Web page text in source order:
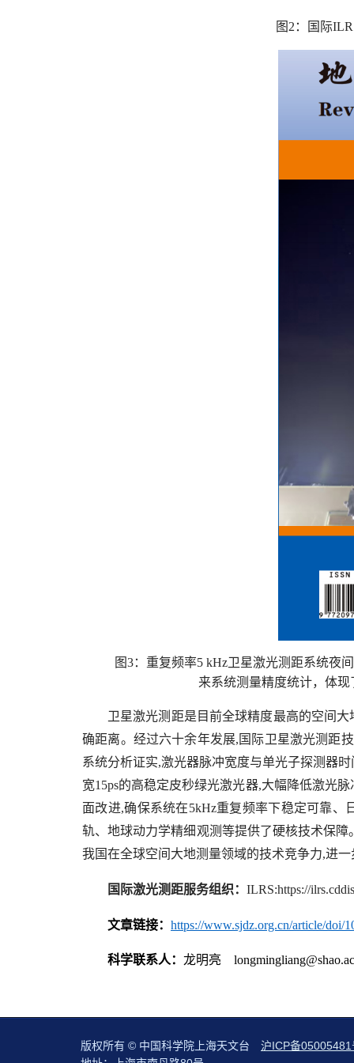
图2：国际
图3：重复频率5 kHz卫星激光测距系统夜
来系统测量精度统计，体
卫星激光测距是目前全球精度最高的空间大
确距离。经过六十余年发展, 国际卫星激光测距
系统分析证实,激光器脉冲宽度与单光子探测器
宽15ps的高稳定皮秒绿光激光器,大幅降低激光
面改进,确保系统在5kHz重复频率下稳定可靠、
轨、地球动力学精细观测等提供了硬核技术保障
我国在全球空间大地测量领域的技术竞争力,进一
国际激光测距服务组织： ILRS:https://
文章链接： https://www.sjdz.org.cn/article/doi/
科学联系人： 龙明亮
版权所有 © 中国科学院上海天文台 沪ICP备